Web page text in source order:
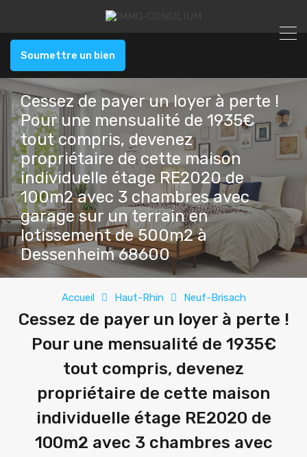
Soumettre un bien
Cessez de payer un loyer à perte !
Pour une mensualité de 1935€
tout compris, devenez
propriétaire de cette maison
individuelle étage RE2020 de
100m2 avec 3 chambres avec
garage sur un terrain en
lotissement de 500m2 à
Dessenheim 68600
Accueil Haut-Rhin Neuf-Brisach
Cessez de payer un loyer à perte !
Pour une mensualité de 1935€
tout compris, devenez
propriétaire de cette maison
individuelle étage RE2020 de
100m2 avec 3 chambres avec